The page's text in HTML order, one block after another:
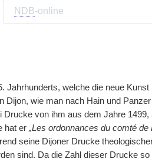
NDB-online
Jahrhunderts, welche die neue
wie man nach Hain und
von ihm aus dem Jahre
hat er „Les ordonnances du comté de
seine Dijoner Drucke
sind. Da die Zahl dieser Drucke